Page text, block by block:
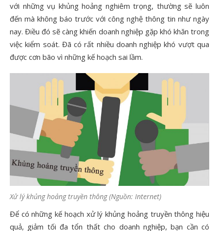
với những vụ khủng hoảng nghiêm trọng, thường sẽ luôn
đến mà không báo trước với công nghệ thông tin như ngày
nay. Điều đó sẽ càng khiến doanh nghiệp gặp khó khăn trong
việc kiểm soát. Đã có rất nhiều doanh nghiệp khó vượt qua
được cơn bão vì những kế hoạch sai lầm.
Xử lý khủng hoảng truyền thông (Nguồn: Internet)
Để có những kế hoạch xử lý khủng hoảng truyền thông hiệu
quả, giảm tối đa tổn thất cho doanh nghiệp, bạn cần có